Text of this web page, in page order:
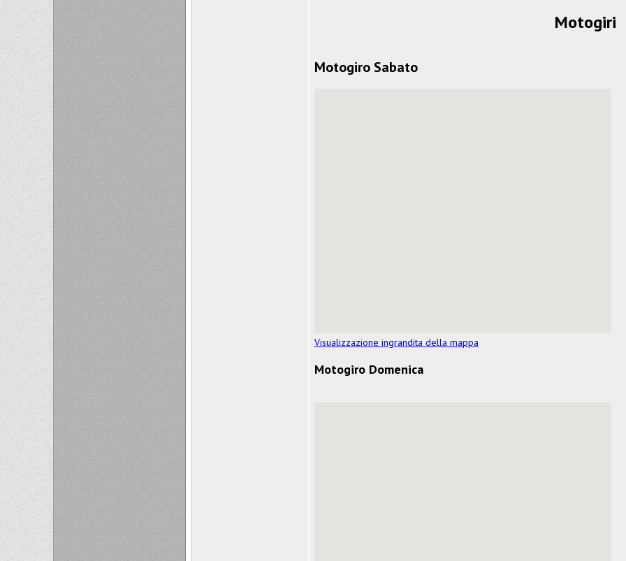
Motogiri
Motogiro Sabato
Visualizzazione ingrandita della mappa
Motogiro Domenica